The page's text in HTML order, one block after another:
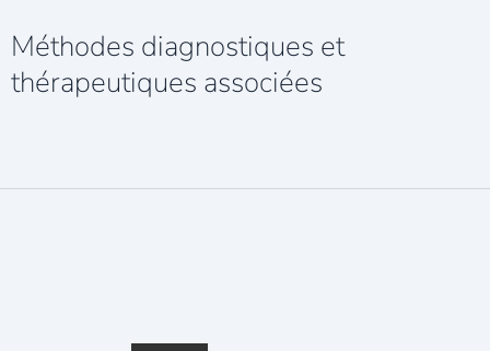
Méthodes diagnostiques et
thérapeutiques associées